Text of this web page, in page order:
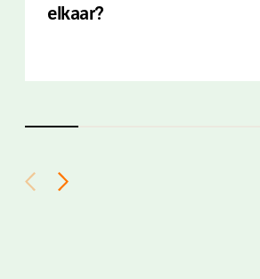
elkaar?